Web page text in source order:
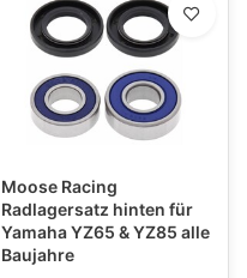
Moose Racing
Radlagersatz hinten für
Yamaha YZ65 & YZ85 alle
Baujahre